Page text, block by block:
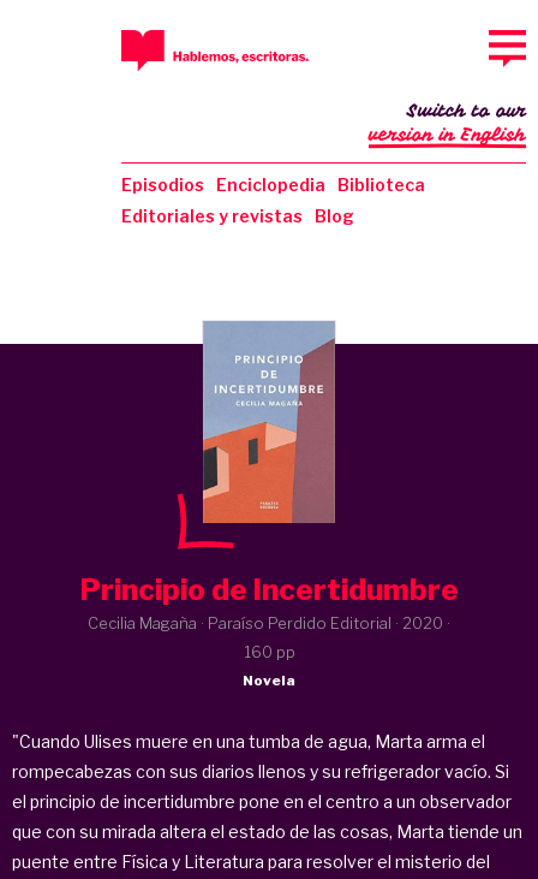
Episodios Enciclopedia
Biblioteca
Editoriales y revistas
Blog
Switch to our
version in English
Principio de Incertidumbre
Cecilia Magaña · Paraíso Perdido Editorial · 2020 ·
160 pp
Novela
"Cuando Ulises muere en una tumba de agua, Marta arma el
rompecabezas con sus diarios llenos y su refrigerador vacío. Si
el principio de incertidumbre pone en el centro a un observador
que con su mirada altera el estado de las cosas, Marta tiende un
puente entre Física y Literatura para resolver el misterio del